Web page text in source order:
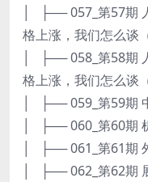
│ ├── 057_第57期
格上涨，我们怎么谈
│ ├── 058_第58期
格上涨，我们怎么谈
│ ├── 059_第59期
│ ├── 060_第60期
│ ├── 061_第61期
│ ├── 062_第62期